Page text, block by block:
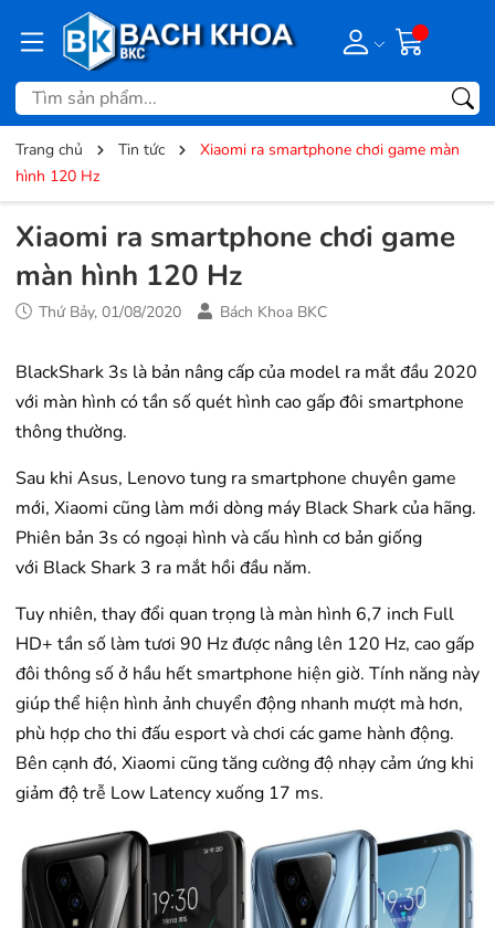
Trang chủ Tin tức
Xiaomi ra smartphone chơi game màn
hình 120 Hz
Xiaomi ra smartphone chơi game
màn hình 120 Hz
Thứ Bảy, 01/08/2020 Bách Khoa BKC
BlackShark 3s là bản nâng cấp của model ra mắt đầu 2020
với màn hình có tần số quét hình cao gấp đôi smartphone
thông thường.
Sau khi Asus, Lenovo tung ra smartphone chuyên game
mới, Xiaomi cũng làm mới dòng máy Black Shark của hãng.
Phiên bản 3s có ngoại hình và cấu hình cơ bản giống
với Black Shark 3 ra mắt hồi đầu năm.
Tuy nhiên, thay đổi quan trọng là màn hình 6,7 inch Full
HD+ tần số làm tươi 90 Hz được nâng lên 120 Hz, cao gấp
đôi thông số ở hầu hết smartphone hiện giờ. Tính năng này
giúp thể hiện hình ảnh chuyển động nhanh mượt mà hơn,
phù hợp cho thi đấu esport và chơi các game hành động.
Bên cạnh đó, Xiaomi cũng tăng cường độ nhạy cảm ứng khi
giảm độ trễ Low Latency xuống 17 ms.